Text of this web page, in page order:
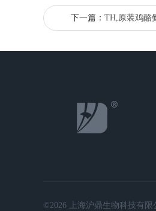
下一篇： TH,原装鸡酪
©2026 上海沪鼎生物科技有限